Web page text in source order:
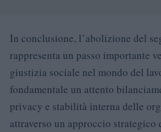
In conclusione, l’abolizione del
rappresenta un passo importante
giustizia sociale nel mondo del
fondamentale un attento
privacy e stabilità interna delle
attraverso un approccio